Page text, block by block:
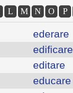
L M N O P
ederare
edificare
editare
educare